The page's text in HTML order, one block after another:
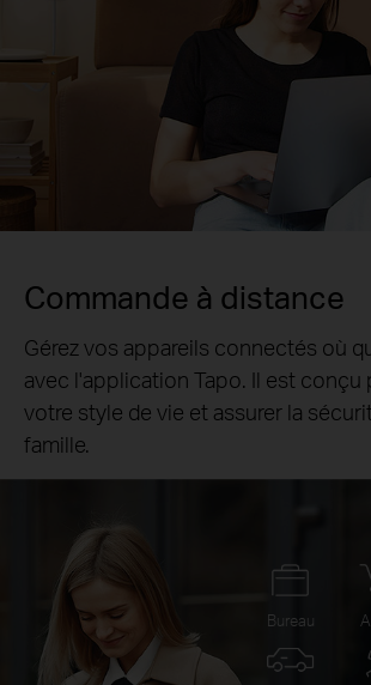
Commande à distance
Gérez vos appareils connectés où
avec l'application Tapo. Il est
votre style de vie et assurer la
famille.
Bureau